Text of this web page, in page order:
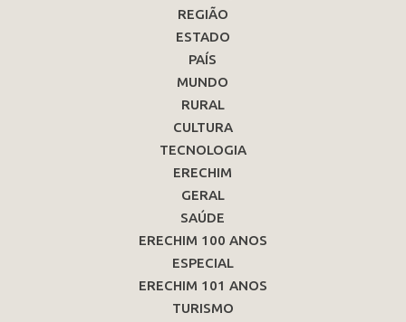
REGIÃO
ESTADO
PAÍS
MUNDO
RURAL
CULTURA
TECNOLOGIA
ERECHIM
GERAL
SAÚDE
ERECHIM 100 ANOS
ESPECIAL
ERECHIM 101 ANOS
TURISMO